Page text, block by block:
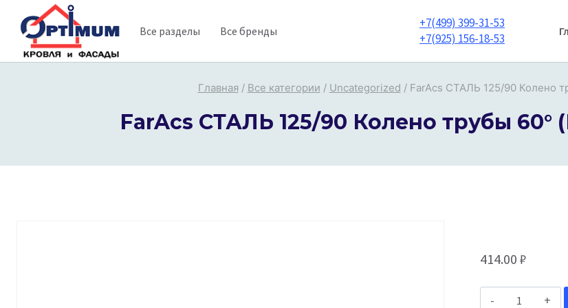
содержимому
Все разделы Все бренды
+7(499) 399-31-53
+7(925) 156-18-53
Главная / Все категории / Uncategorized / FarAcs СТАЛЬ 125/90 Колено
FarAcs СТАЛЬ 125/90 Колено трубы 60°
414.00 ₽
Количество